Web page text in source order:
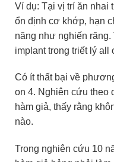
Ví dụ: Tại vị trí ăn nhai
ổn định cơ khớp, hạn
năng như nghiến răng.
implant trong triết lý all
Có ít thất bại về
on 4. Nghiên cứu theo
hàm giả, thấy rằng
nào.
Trong nghiên cứu 10